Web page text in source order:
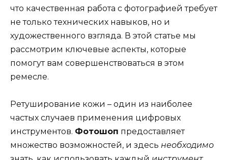
что качественная работа с фотографией требует
не только технических навыков, но и
художественного взгляда. В этой статье мы
рассмотрим ключевые аспекты, которые
помогут вам совершенствоваться в этом
ремесле.
Ретуширование кожи – один из наиболее
частых случаев применения цифровых
инструментов. Фотошоп предоставляет
множество возможностей, и здесь необходимо